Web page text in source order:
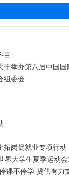
目
举办第八届中国
组委会
拓岗促就业专项行动
界大学生夏季运动
课不停学”提供有力